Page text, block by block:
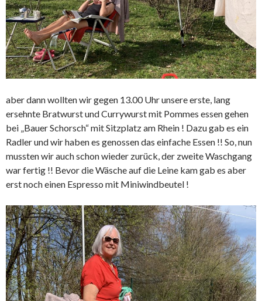
aber dann wollten wir gegen 13.00 Uhr unsere erste, lang
ersehnte Bratwurst und Currywurst mit Pommes essen gehen
bei „Bauer Schorsch“ mit Sitzplatz am Rhein ! Dazu gab es ein
Radler und wir haben es genossen das einfache Essen !! So, nun
mussten wir auch schon wieder zurück, der zweite Waschgang
war fertig !! Bevor die Wäsche auf die Leine kam gab es aber
erst noch einen Espresso mit Miniwindbeutel !